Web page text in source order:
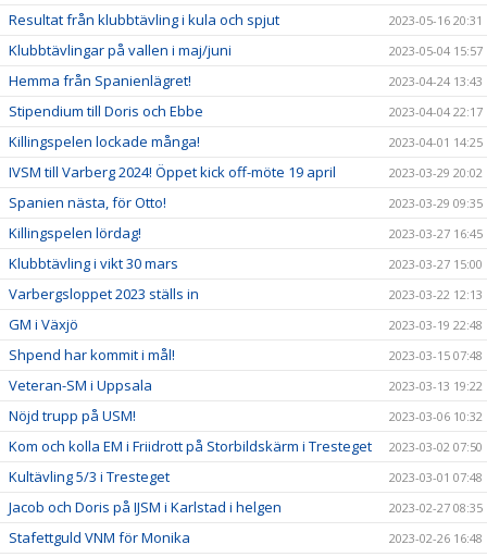
Resultat från klubbtävling i kula och spjut 2023-05-16 20:31
Klubbtävlingar på vallen i maj/juni 2023-05-04 15:57
Hemma från Spanienlägret! 2023-04-24 13:43
Stipendium till Doris och Ebbe 2023-04-04 22:17
Killingspelen lockade många! 2023-04-01 14:25
IVSM till Varberg 2024! Öppet kick off-möte 19 april 2023-03-29 20:02
Spanien nästa, för Otto! 2023-03-29 09:35
Killingspelen lördag! 2023-03-27 16:45
Klubbtävling i vikt 30 mars 2023-03-27 15:00
Varbergsloppet 2023 ställs in 2023-03-22 12:13
GM i Växjö 2023-03-19 22:48
Shpend har kommit i mål! 2023-03-15 07:48
Veteran-SM i Uppsala 2023-03-13 19:22
Nöjd trupp på USM! 2023-03-06 10:32
Kom och kolla EM i Friidrott på Storbildskärm i Tresteget 2023-03-02 07:50
Kultävling 5/3 i Tresteget 2023-03-01 07:48
Jacob och Doris på IJSM i Karlstad i helgen 2023-02-27 08:35
Stafettguld VNM för Monika 2023-02-26 16:48